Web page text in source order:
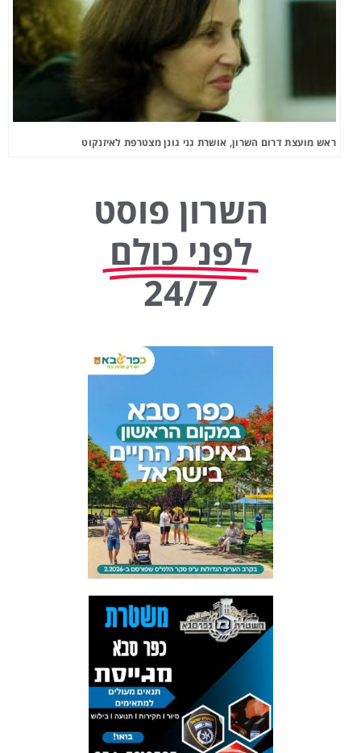
ראש מועצת דרום השרון, אושרת גני גונן מצטרפת לאיזנקוט
השרון פוסט
לפני כולם
24/7